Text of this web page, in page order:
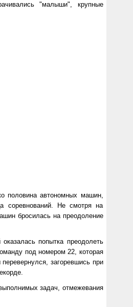
"малыши", крупные
половина автономных машин,
соревнований. Не смотря на
бросилась на преодоление
попытка преодолеть
под номером 22, которая
загоревшись при
задач, отмежевания